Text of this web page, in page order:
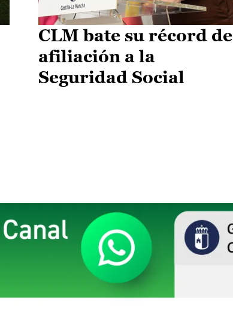
CLM bate su récord de
afiliación a la
Seguridad Social